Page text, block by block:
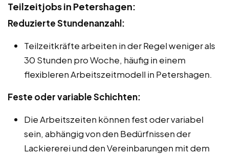
Teilzeitjobs in Petershagen:
Reduzierte Stundenanzahl:
Teilzeitkräfte arbeiten in der Regel weniger als
30 Stunden pro Woche, häufig in einem
flexibleren Arbeitszeitmodell in Petershagen.
Feste oder variable Schichten:
Die Arbeitszeiten können fest oder variabel
sein, abhängig von den Bedürfnissen der
Lackiererei und den Vereinbarungen mit dem